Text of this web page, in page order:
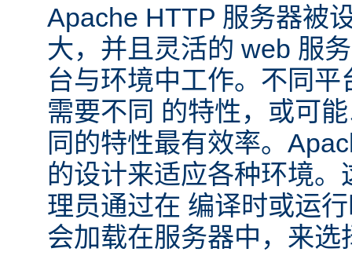
Apache HTTP 服务器被
大，并且灵活的 web 服
台与环境中工作。不同
需要不同 的特性，或可
同的特性最有效率。
的设计来适应各种环境
理员通过在 编译时或运
会加载在服务器中，来选